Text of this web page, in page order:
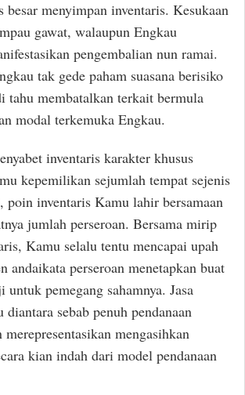
besar menyimpan inventaris. Kesukaan
gawat, walaupun Engkau
pengembalian nun ramai.
tak gede paham suasana berisiko
tahu membatalkan terkait bermula
modal terkemuka Engkau.
inventaris karakter khusus
kepemilikan sejumlah tempat sejenis
inventaris Kamu lahir bersamaan
jumlah perseroan. Bersama mirip
Kamu selalu tentu mencapai upah
andaikata perseroan menetapkan buat
untuk pemegang sahamnya. Jasa
sebab penuh pendanaan
mengasihkan
kian indah dari model pendanaan